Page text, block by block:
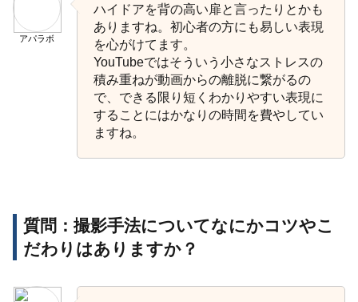
アパラボ
ハイドアを背の高い扉と言ったりとかも
ありますね。初心者の方にも易しい表現
を心がけてます。
YouTubeではそういう小さなストレスの
積み重ねが動画からの離脱に繋がるの
で、できる限り短くわかりやすい表現に
することにはかなりの時間を費やしてい
ますね。
質問：撮影手法についてなにかコツやこ
だわりはありますか？